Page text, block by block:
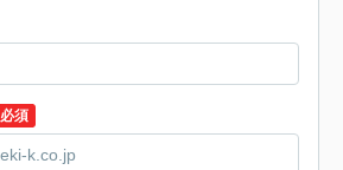
必須